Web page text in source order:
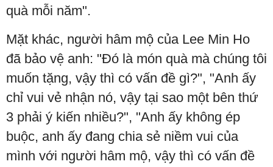
quà mỗi năm".
Mặt khác, người hâm mộ của Lee Min Ho
đã bảo vệ anh: "Đó là món quà mà chúng tôi
muốn tặng, vậy thì có vấn đề gì?", "Anh ấy
chỉ vui vẻ nhận nó, vậy tại sao một bên thứ
3 phải ý kiến nhiều?", "Anh ấy không ép
buộc, anh ấy đang chia sẻ niềm vui của
mình với người hâm mộ, vậy thì có vấn đề